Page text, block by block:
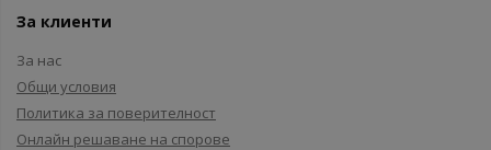
За клиенти
За нас
Общи условия
Политика за поверителност
Онлайн решаване на спорове